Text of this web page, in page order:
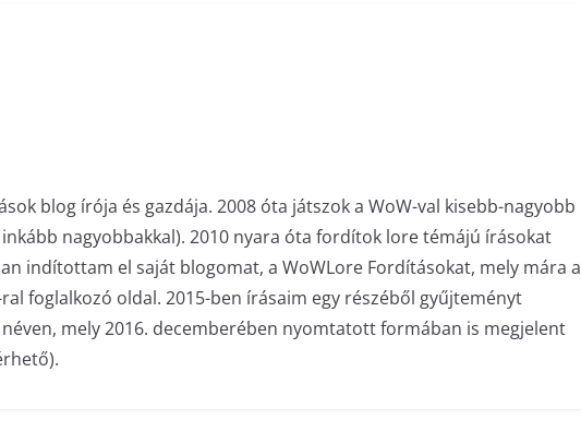
blog írója és gazdája. 2008 óta játszok a WoW-val kisebb-nagyobb
nagyobbakkal). 2010 nyara óta fordítok lore témájú írásokat
indítottam el saját blogomat, a WoWLore Fordításokat, mely mára a
foglalkozó oldal. 2015-ben írásaim egy részéből gyűjteményt
mely 2016. decemberében nyomtatott formában is megjelent